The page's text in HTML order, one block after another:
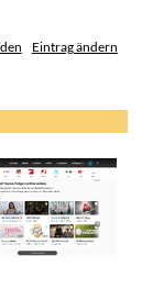
Eintrag ändern